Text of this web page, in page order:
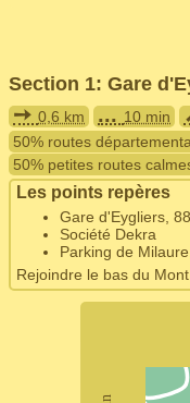
Section 1: Gare
➙ 0,6 km ... 10 min
50% routes
50% petites routes
Les points repères
Gare d'Eygliers,
Société Dekra
Parking de
Rejoindre le bas du Mont